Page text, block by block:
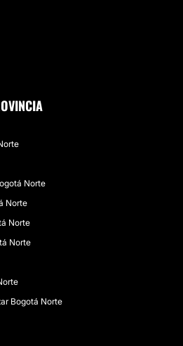
Norte
Norte
Norte
Norte
Bogotá Norte